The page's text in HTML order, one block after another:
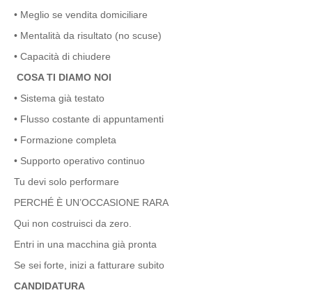
• Meglio se vendita domiciliare
• Mentalità da risultato (no scuse)
• Capacità di chiudere
COSA TI DIAMO NOI
• Sistema già testato
• Flusso costante di appuntamenti
• Formazione completa
• Supporto operativo continuo
Tu devi solo performare
PERCHÉ È UN’OCCASIONE RARA
Qui non costruisci da zero.
Entri in una macchina già pronta
Se sei forte, inizi a fatturare subito
CANDIDATURA